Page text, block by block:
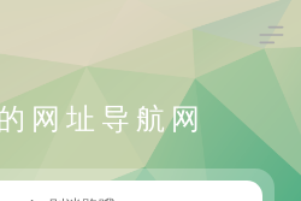
网址导航网